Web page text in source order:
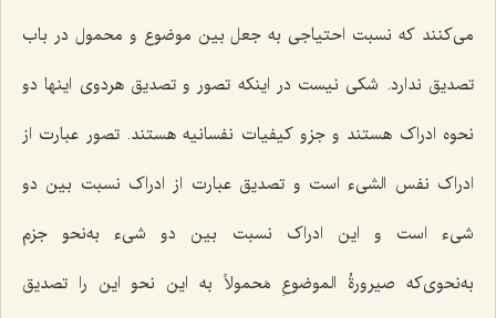
می‌کنند که نسبت احتیاجی به جعل بین موضوع و محمول در باب
تصدیق ندارد. شکی نیست در اینکه تصور و تصدیق هردوی اینها دو
نحوه ادراک هستند و جزو کیفیات نفسانیه هستند. تصور عبارت از
ادراک نفس الشیء است و تصدیق عبارت از ادراک نسبت بین دو
شیء است و این ادراک نسبت بین دو شیء به‌نحو جزم
به‌نحوی‌که صیرورةُ الموضوعِ مَحمولاً به این نحو این را تصدیق